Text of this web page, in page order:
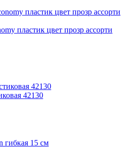
пластик цвет прозр ассорти
42130